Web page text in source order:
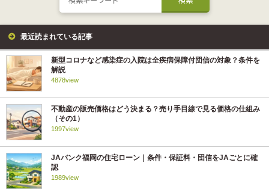
最近読まれている記事
新型コロナなど感染症の入院は全疾病保障付団信の対象？条件を
解説
4878view
不動産の販売価格はどう決まる？売り手目線で見る価格の仕組み
（その1）
1997view
JAバンク福岡の住宅ローン｜条件・保証料・団信をJAごとに確
認
1989view